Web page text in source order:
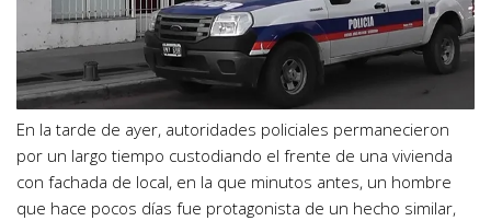
En la tarde de ayer, autoridades policiales permanecieron
por un largo tiempo custodiando el frente de una vivienda
con fachada de local, en la que minutos antes, un hombre
que hace pocos días fue protagonista de un hecho similar,